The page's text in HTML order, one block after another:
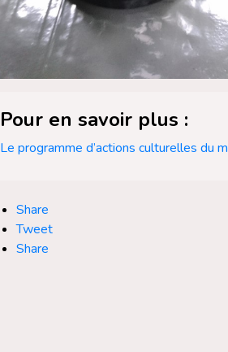
Pour en savoir plus :
Le programme d’actions culturelles du
Share
Tweet
Share